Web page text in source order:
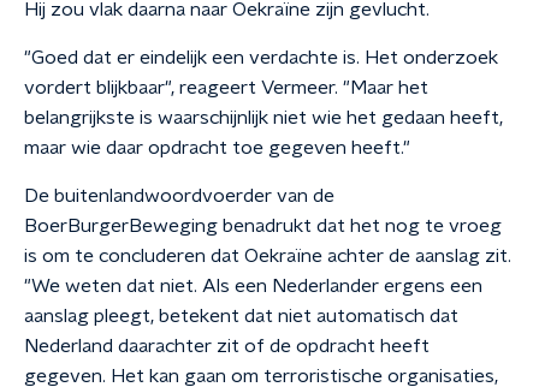
Hij zou vlak daarna naar Oekraïne zijn gevlucht.
"Goed dat er eindelijk een verdachte is. Het onderzoek
vordert blijkbaar", reageert Vermeer. "Maar het
belangrijkste is waarschijnlijk niet wie het gedaan heeft,
maar wie daar opdracht toe gegeven heeft."
De buitenlandwoordvoerder van de
BoerBurgerBeweging benadrukt dat het nog te vroeg
is om te concluderen dat Oekraïne achter de aanslag zit.
"We weten dat niet. Als een Nederlander ergens een
aanslag pleegt, betekent dat niet automatisch dat
Nederland daarachter zit of de opdracht heeft
gegeven. Het kan gaan om terroristische organisaties,